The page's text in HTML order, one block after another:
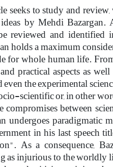
seeks to study and
by Mehdi
reviewed and
holds a maximum
for whole human life.
practical aspects as
even the experimental
scientific or, in other
compromises between
undergoes paradigmatic
in his last speech
As a consequence,
as injurious to the worldly